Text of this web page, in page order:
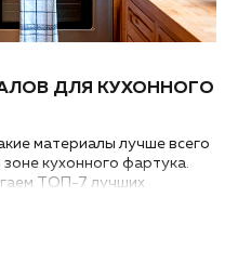
ДЛЯ КУХОННОГО
материалы лучше всего
кухонного фартука.
ТОП-7 лучших